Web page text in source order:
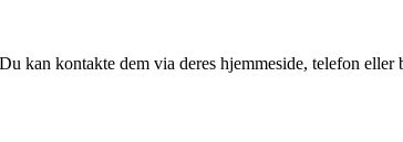
kan kontakte dem via deres hjemmeside, telefon